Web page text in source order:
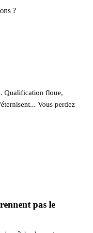
?
Qualification floue,
Vous perdez
pas le